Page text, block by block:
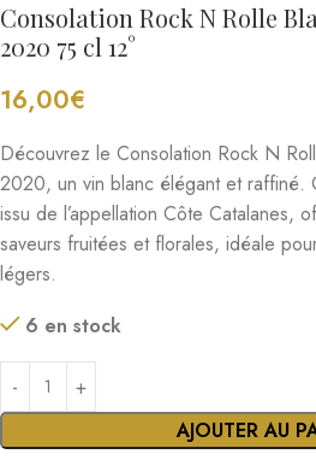
Consolation Rock N Rolle
2020 75 cl 12°
16,00€
Découvrez le Consolation Rock N
2020, un vin blanc élégant et raffiné.
issu de l’appellation Côte Catalanes,
saveurs fruitées et florales, idéale
légers.
6 en stock
AJOUTER AU